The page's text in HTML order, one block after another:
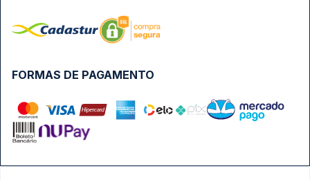
FORMAS DE PAGAMENTO